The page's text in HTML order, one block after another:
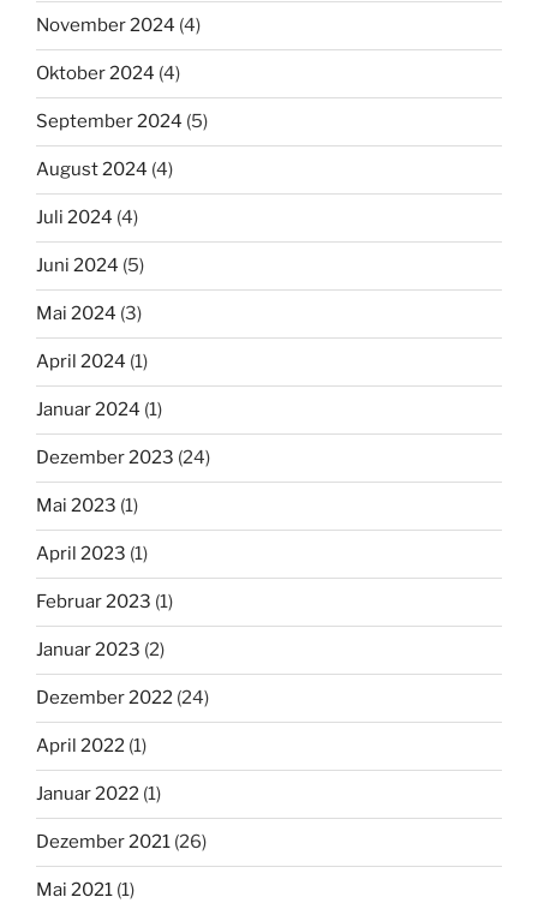
November 2024 (4)
Oktober 2024 (4)
September 2024 (5)
August 2024 (4)
Juli 2024 (4)
Juni 2024 (5)
Mai 2024 (3)
April 2024 (1)
Januar 2024 (1)
Dezember 2023 (24)
Mai 2023 (1)
April 2023 (1)
Februar 2023 (1)
Januar 2023 (2)
Dezember 2022 (24)
April 2022 (1)
Januar 2022 (1)
Dezember 2021 (26)
Mai 2021 (1)